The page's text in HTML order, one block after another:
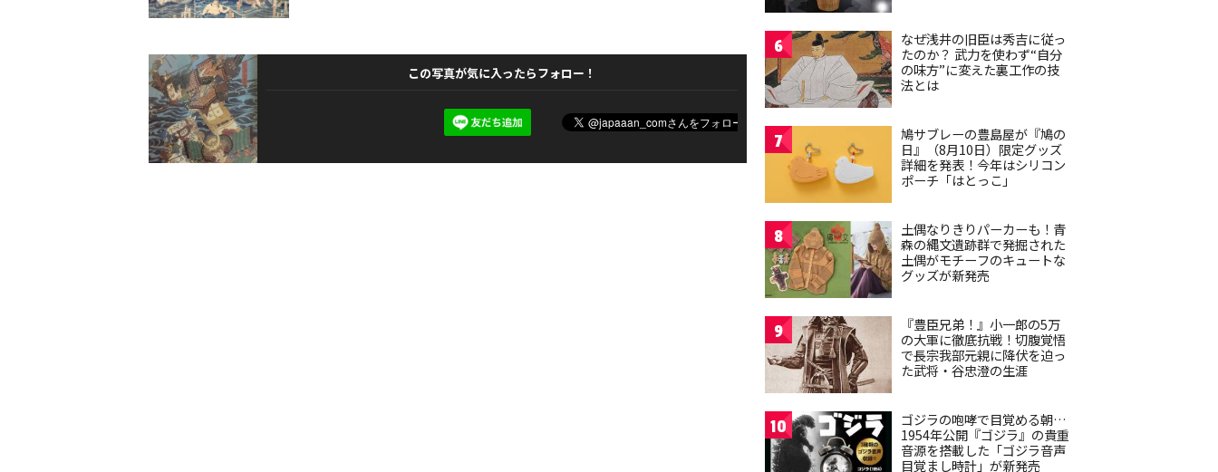
この写真が気に入ったらフォロー！
6
なぜ浅井の旧臣は秀吉に従っ
たのか？ 武力を使わず“自分
の味方”に変えた裏工作の技
法とは
7
鳩サブレーの豊島屋が『鳩の
日』（8月10日）限定グッズ
詳細を発表！今年はシリコン
ポーチ「はとっこ」
8
土偶なりきりパーカーも！青
森の縄文遺跡群で発掘された
土偶がモチーフのキュートな
グッズが新発売
9
『豊臣兄弟！』小一郎の5万
の大軍に徹底抗戦！切腹覚悟
で長宗我部元親に降伏を迫っ
た武将・谷忠澄の生涯
10
ゴジラの咆哮で目覚める朝…
1954年公開『ゴジラ』の貴重
音源を搭載した「ゴジラ音声
目覚まし時計」が新発売